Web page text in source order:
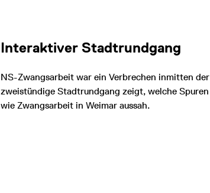
Interaktiver Stadtrundgang
NS-Zwangsarbeit war ein Verbrechen inmitten
zweistündige Stadtrundgang zeigt, welche
wie Zwangsarbeit in Weimar aussah.